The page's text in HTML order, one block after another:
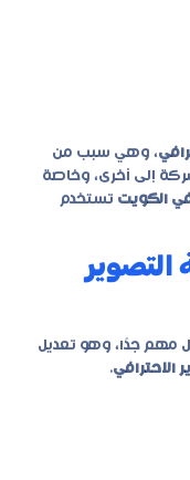
، وهي سبب من
إلى أخرى، وخاصة
الكويت تستخدم
مهم جدًا، وهو تعديل
الاحترافي.